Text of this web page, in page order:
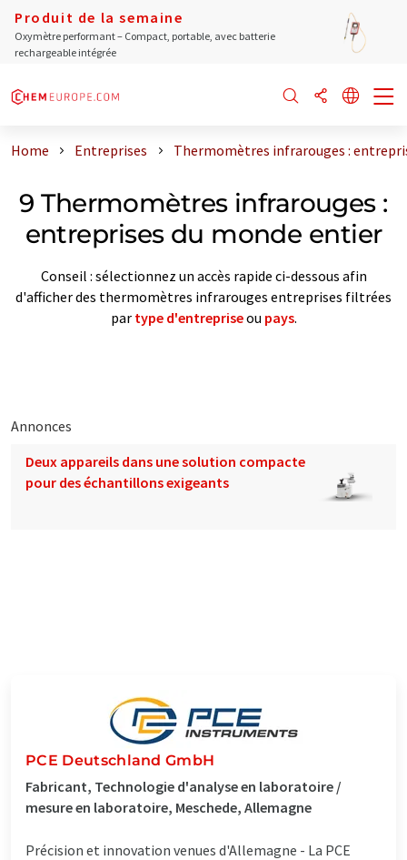
Produit de la semaine
Oxymètre performant – Compact, portable, avec batterie
rechargeable intégrée
Home Entreprises Thermomètres infrarouges :
9 Thermomètres infrarouges :
entreprises du monde entier
Conseil : sélectionnez un accès rapide ci-dessous afin
d'afficher des thermomètres infrarouges entreprises filtrées
par type d'entrepriseou pays.
Annonces
Deux appareils dans une solution compacte
pour des échantillons exigeants
PCE Deutschland GmbH
Fabricant, Technologie d'analyse en laboratoire /
mesure en laboratoire, Meschede, Allemagne
Précision et innovation venues d'Allemagne - La PCE